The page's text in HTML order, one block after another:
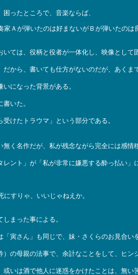
ったところで、音楽ならば、
Ａが弾いたのは好まないがＢが弾いたのは
ては、役柄と役者が一体化し、映像として
から、書いても仕方がないのだが、あくま
になった背景がある。
書いた。
けたトラウマ」という部分である。
く名作だが、私が残念ながら完全には感情
レント」が「私が非常に嫌悪する酔っ払い
すりゃ、いいじゃねえか。
まった事による。
寅さん」も同じで、妹・さくらのお見合い
の母親の法事で、余計なことをして、ヒン
いは酒で他人に迷惑をかけたことは、無い